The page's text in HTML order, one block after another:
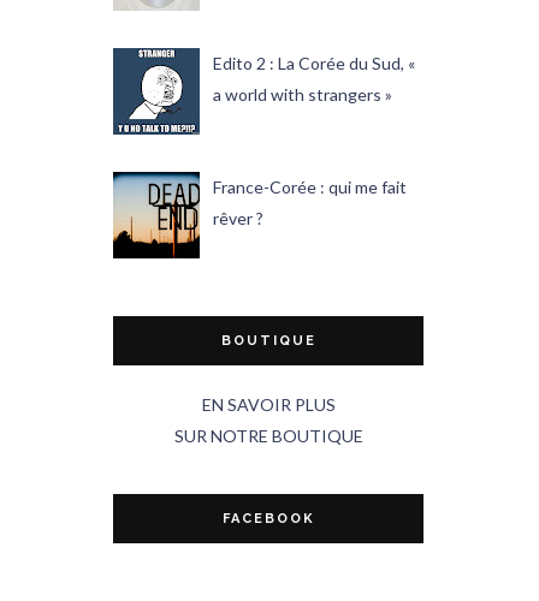
Edito 2 : La Corée du Sud, «
a world with strangers »
France-Corée : qui me fait
rêver ?
BOUTIQUE
EN SAVOIR PLUS
SUR NOTRE BOUTIQUE
FACEBOOK